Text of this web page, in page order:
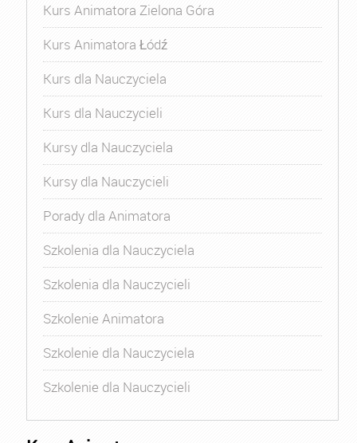
Kurs Animatora Zielona Góra
Kurs Animatora Łódź
Kurs dla Nauczyciela
Kurs dla Nauczycieli
Kursy dla Nauczyciela
Kursy dla Nauczycieli
Porady dla Animatora
Szkolenia dla Nauczyciela
Szkolenia dla Nauczycieli
Szkolenie Animatora
Szkolenie dla Nauczyciela
Szkolenie dla Nauczycieli